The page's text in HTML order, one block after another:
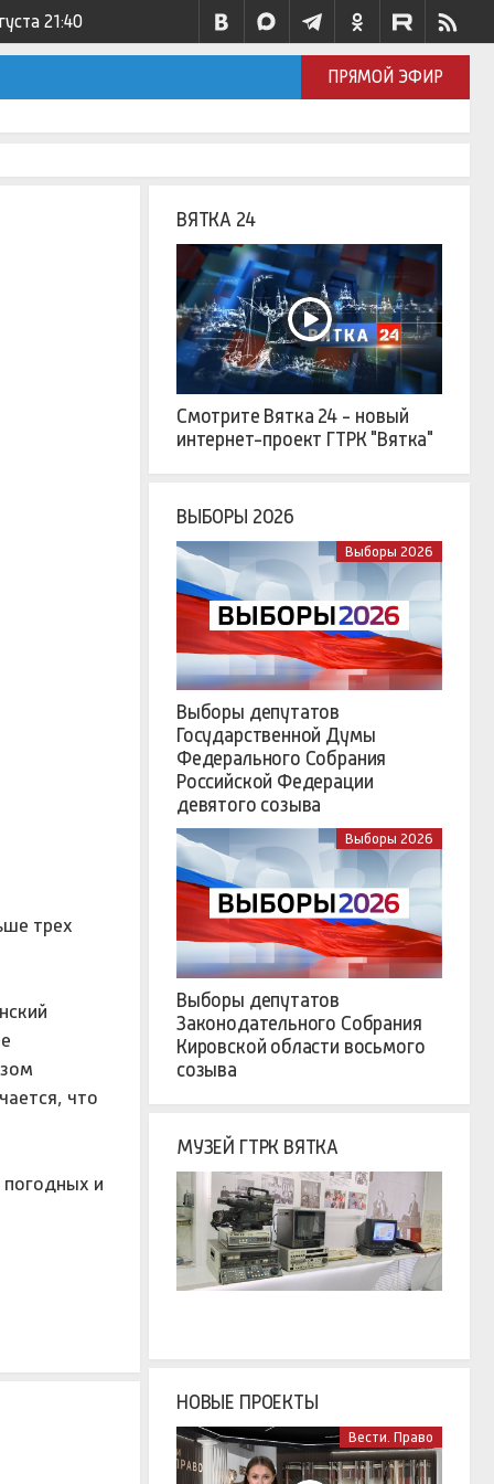
21:40
ПРЯМОЙ ЭФИР
трех
что
погодных и
ВЯТКА 24
Смотрите Вятка 24 - новый
интернет-проект ГТРК "Вятка"
ВЫБОРЫ 2026
Выборы 2026
Выборы депутатов
Государственной Думы
Федерального Собрания
Российской Федерации
девятого созыва
Выборы 2026
Выборы депутатов
Законодательного Собрания
Кировской области восьмого
созыва
МУЗЕЙ ГТРК ВЯТКА
НОВЫЕ ПРОЕКТЫ
Вести. Право